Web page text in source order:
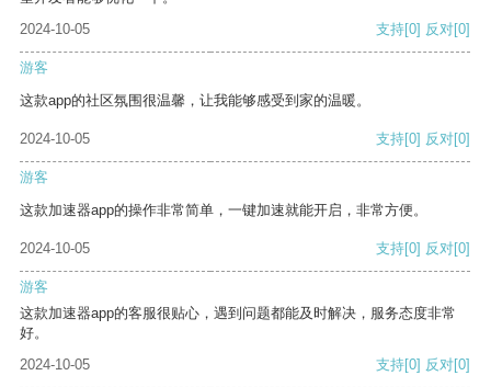
2024-10-05
支持[0] 反对[0]
游客
这款app的社区氛围很温馨，让我能够感受到家的温暖。
2024-10-05 支持[0] 反对[0]
游客
这款加速器app的操作非常简单，一键加速就能开启，非常方便。
2024-10-05 支持[0] 反对[0]
游客
这款加速器app的客服很贴心，遇到问题都能及时解决，服务态度非常
好。
2024-10-05
支持[0] 反对[0]